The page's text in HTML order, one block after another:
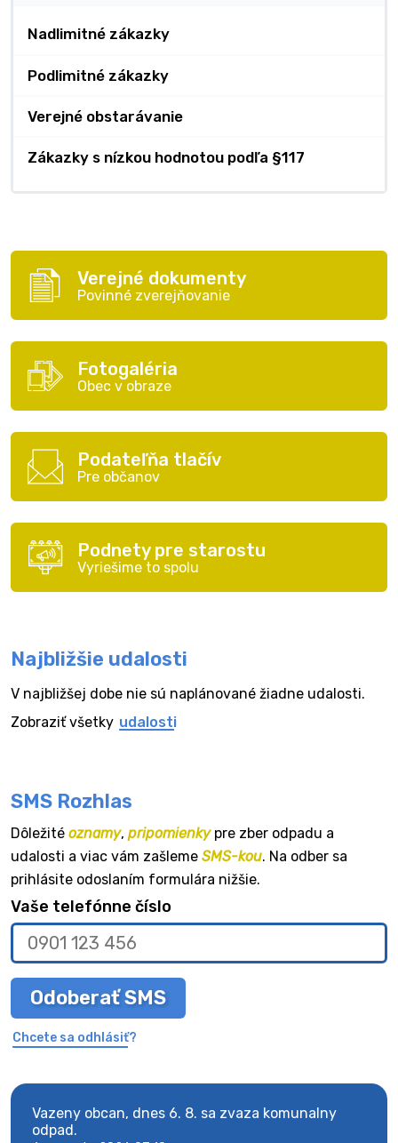
Nadlimitné zákazky
Podlimitné zákazky
Verejné obstarávanie
Zákazky s nízkou hodnotou podľa §117
Verejné dokumenty
Povinné zverejňovanie
Fotogaléria
Obec v obraze
Podateľňa tlačív
Pre občanov
Podnety pre starostu
Vyriešime to spolu
Najbližšie udalosti
V najbližšej dobe nie sú naplánované žiadne udalosti.
Zobraziť všetky udalosti
SMS Rozhlas
Dôležité oznamy, pripomienkypre zber odpadu a
udalosti a viac vám zašleme SMS-kou. Na odber sa
prihlásite odoslaním formulára nižšie.
Vaše telefónne číslo
Odoberať SMS
Chcete sa odhlásiť?
Vazeny obcan, dnes 6. 8. sa zvaza komunalny
odpad.